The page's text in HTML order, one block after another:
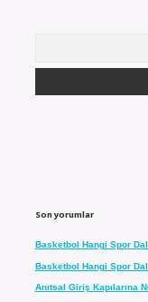
Son yorumlar
Basketbol Hangi Spor
Basketbol Hangi Spor
Anıtsal Giriş Kapılarına